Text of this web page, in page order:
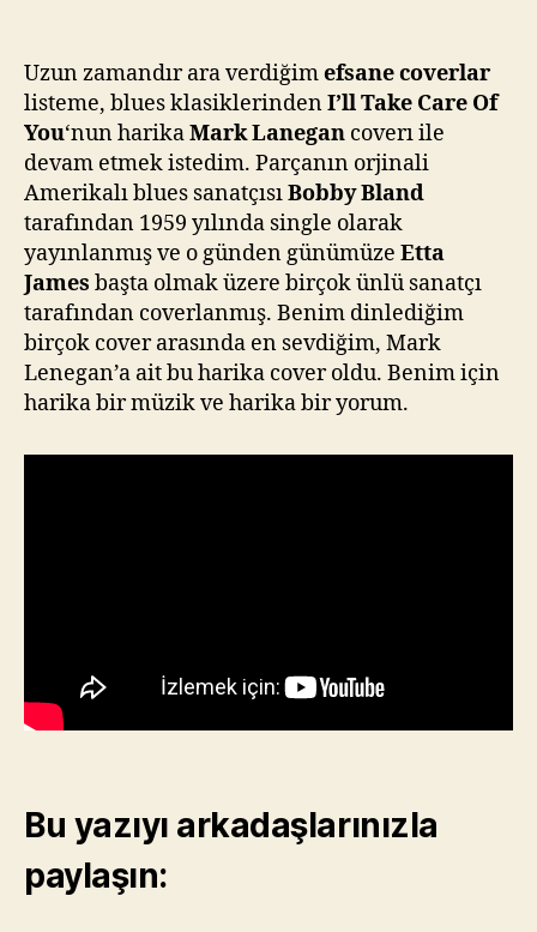
m
a
z
Care
Of
You
(Efsane
Coverlar
#15)
Uzun zamandır ara verdiğimefsane coverlar
listeme, blues klasiklerindenI’ll Take Care Of
You‘nun harikaMark Lanegan coverı ile
devam etmek istedim. Parçanın orjinali
Amerikalı blues sanatçısıBobby Bland
tarafından 1959 yılında single olarak
yayınlanmış ve o günden günümüze Etta
James başta olmak üzere birçok ünlü sanatçı
tarafından coverlanmış. Benim dinlediğim
birçok cover arasında en sevdiğim, Mark
Lenegan’a ait bu harika cover oldu. Benim için
harika bir müzik ve harika bir yorum.
Bu yazıyı arkadaşlarınızla
paylaşın: